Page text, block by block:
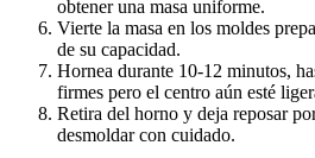
obtener una masa uniforme.
Vierte la masa en los moldes
de su capacidad.
Hornea durante 10-12 minutos,
firmes pero el centro aún esté
Retira del horno y deja reposar
desmoldar con cuidado.